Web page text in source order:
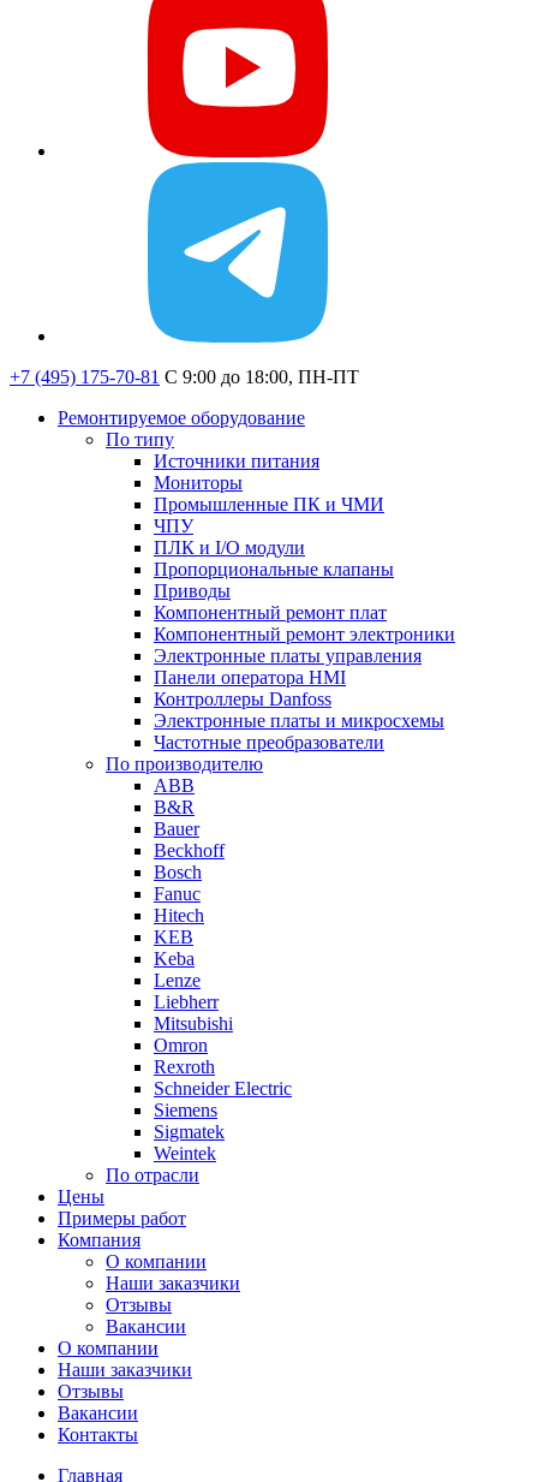
+7 (495) 175-70-81 C 9:00 до 18:00, ПН-ПТ
Ремонтируемое оборудование
По типу
Источники питания
Мониторы
Промышленные ПК и ЧМИ
ЧПУ
ПЛК и I/O модули
Пропорциональные клапаны
Приводы
Компонентный ремонт плат
Компонентный ремонт электроники
Электронные платы управления
Панели оператора HMI
Контроллеры Danfoss
Электронные платы и микросхемы
Частотные преобразователи
По производителю
ABB
B&R
Bauer
Beckhoff
Bosch
Fanuc
Hitech
KEB
Keba
Lenze
Liebherr
Mitsubishi
Omron
Rexroth
Schneider Electric
Siemens
Sigmatek
Weintek
По отрасли
Цены
Примеры работ
Компания
О компании
Наши заказчики
Отзывы
Вакансии
О компании
Наши заказчики
Отзывы
Вакансии
Контакты
Главная